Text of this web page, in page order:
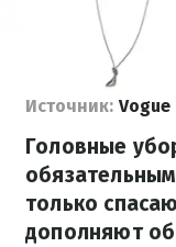
Источник: Vogue
Головные
только
дополняют